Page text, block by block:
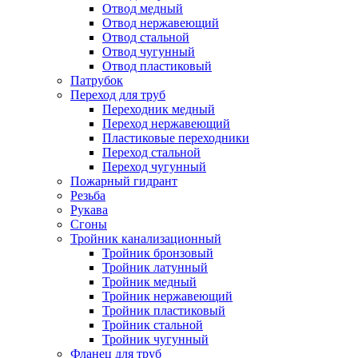
Отвод медный
Отвод нержавеющий
Отвод стальной
Отвод чугунный
Отвод пластиковый
Патрубок
Переход для труб
Переходник медный
Переход нержавеющий
Пластиковые переходники
Переход стальной
Переход чугунный
Пожарный гидрант
Резьба
Рукава
Сгоны
Тройник канализационный
Тройник бронзовый
Тройник латунный
Тройник медный
Тройник нержавеющий
Тройник пластиковый
Тройник стальной
Тройник чугунный
Фланец для труб